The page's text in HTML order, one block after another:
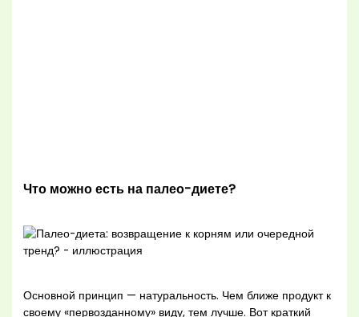
Что можно есть на палео-диете?
Основной принцип — натуральность. Чем ближе продукт к
своему «первозданному» виду, тем лучше. Вот краткий